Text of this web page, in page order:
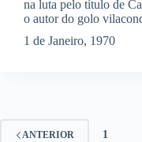
na luta pelo título de
o autor do golo
1 de Janeiro, 1970
ANTERIOR 1